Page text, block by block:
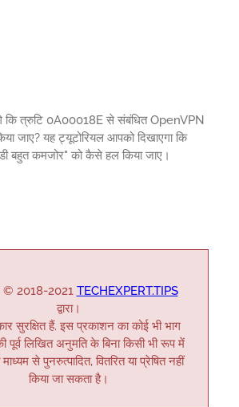
कि त्रुटि 0A00018E से संबंधित OpenVPN
जाए? यह ट्यूटोरियल आपको दिखाएगा कि
बहुत कमजोर" को कैसे हल किया जाए।
© 2018-2021 TECHEXPERT.TIPS
द्वारा।
सुरक्षित हैं. इस प्रकाशन का कोई भी भाग
पूर्व लिखित अनुमति के बिना किसी भी रूप में
माध्यम से पुनरुत्पादित, वितरित या प्रेषित नहीं
किया जा सकता है।